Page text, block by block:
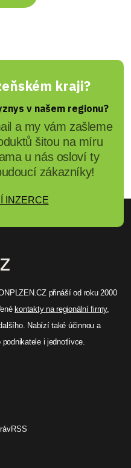
kraji?
v našem regionu?
a my vám zašleme
šitou na míru
u nás osloví ty
zákazníky!
INZERCE
přináší od roku 2000
kontakty na regionální firmy,
Nabízí také účinnou a
podnikatele i jednotlivce.
RSS